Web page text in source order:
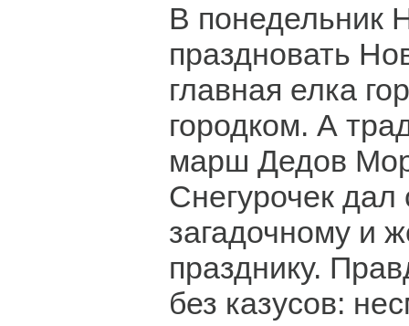
В понедельник
праздновать
главная елка
городком. А
марш Дедов
Снегурочек дал
загадочному и
празднику.
без казусов: